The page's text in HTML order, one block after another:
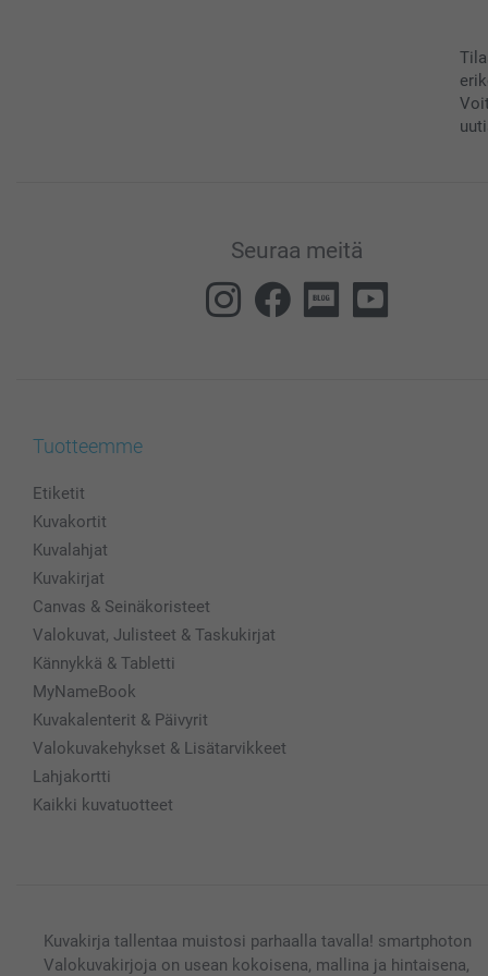
Seuraa meitä
Tuotteemme
Etiketit
Kuvakortit
Kuvalahjat
Kuvakirjat
Canvas & Seinäkoristeet
Valokuvat, Julisteet & Taskukirjat
Kännykkä & Tabletti
MyNameBook
Kuvakalenterit & Päivyrit
Valokuvakehykset & Lisätarvikkeet
Lahjakortti
Kaikki kuvatuotteet
Kuvakirja tallentaa muistosi parhaalla tavalla! smartphoton
Valokuvakirjoja on usean kokoisena, mallina ja hintaisena,